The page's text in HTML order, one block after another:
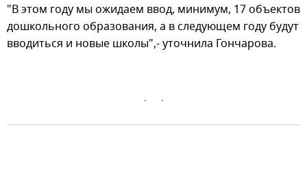
"В этом году мы ожидаем ввод, минимум, 17 объектов
дошкольного образования, а в следующем году будут
вводиться и новые школы",- уточнила Гончарова.